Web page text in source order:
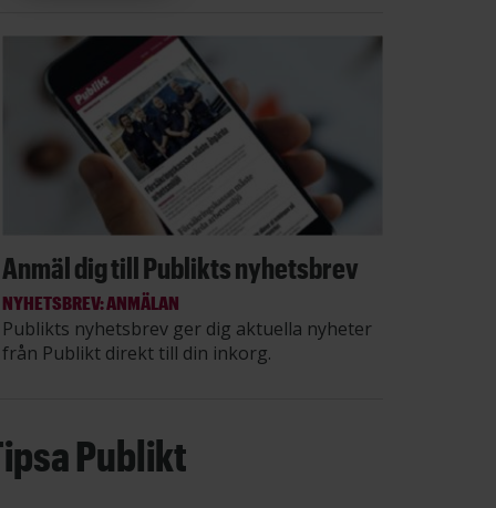
Anmäl dig till Publikts nyhetsbrev
NYHETSBREV: ANMÄLAN
Publikts nyhetsbrev ger dig aktuella nyheter
från Publikt direkt till din inkorg.
Publikt